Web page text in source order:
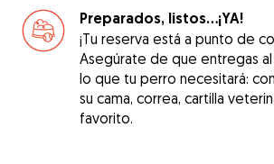
Preparados, listos...¡YA!
¡Tu reserva está a punto de
Asegúrate de que entregas
lo que tu perro necesitará:
su cama, correa, cartilla
favorito.